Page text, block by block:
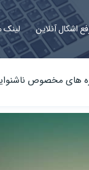
اشکال آنلاین لینک
های مخصوص